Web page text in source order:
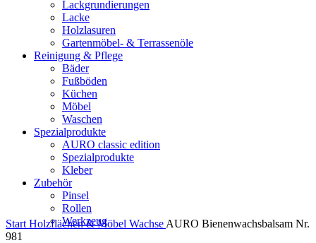
Lackgrundierungen
Lacke
Holzlasuren
Gartenmöbel- & Terrassenöle
Reinigung & Pflege
Bäder
Fußböden
Küchen
Möbel
Waschen
Spezialprodukte
AURO classic edition
Spezialprodukte
Kleber
Zubehör
Pinsel
Rollen
Werkzeug
Start Holzflächen & Möbel Wachse AURO Bienenwachsbalsam Nr.
981